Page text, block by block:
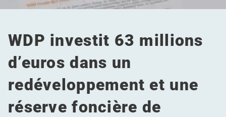
WDP investit 63 millions
d’euros dans un
redéveloppement et une
réserve foncière de